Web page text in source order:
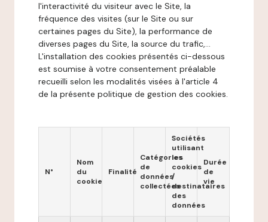
l'interactivité du visiteur avec le Site, la
fréquence des visites (sur le Site ou sur
certaines pages du Site), la performance de
diverses pages du Site, la source du trafic,...
L'installation des cookies présentés ci-dessous
est soumise à votre consentement préalable
recueilli selon les modalités visées à l'article 4
de la présente politique de gestion des cookies.
N°
Nom
du
cookie
Finalité
Catégories
de
données
collectées
Sociétés
utilisant
les
cookies
/
destinataires
des
données
Durée
de
vie